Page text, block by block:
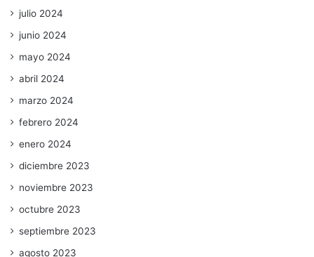
julio 2024
junio 2024
mayo 2024
abril 2024
marzo 2024
febrero 2024
enero 2024
diciembre 2023
noviembre 2023
octubre 2023
septiembre 2023
agosto 2023